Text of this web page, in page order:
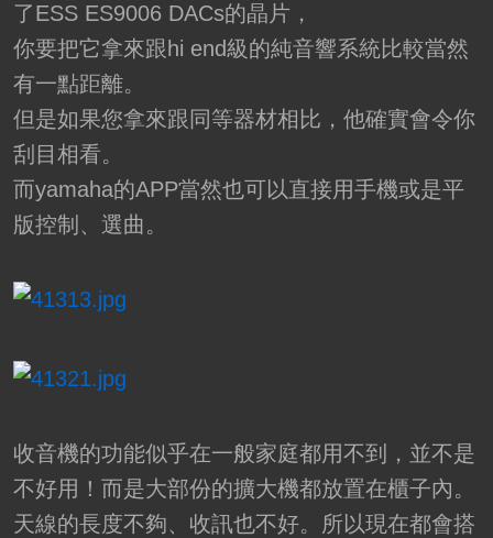
了ESS ES9006 DACs的晶片，
你要把它拿來跟hi end級的純音響系統比較當然
有一點距離。
但是如果您拿來跟同等器材相比，他確實會令你
刮目相看。
而yamaha的APP當然也可以直接用手機或是平
版控制、選曲。
收音機的功能似乎在一般家庭都用不到，並不是
不好用！而是大部份的擴大機都放置在櫃子內。
天線的長度不夠、收訊也不好。所以現在都會搭